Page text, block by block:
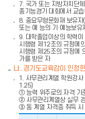
7. 국가 또는 지방자치단
종기능경기 대회에서 교
8. 중요무형문화재 보유자
또는 예 능의 기·예능보
9. 대학졸업이상의 학력
시행령 제12조의 규정에
시행령 제25조의 규정에
가를 받은 자
나. 경기도교육감이 인정
1. 사무관리계열 학원강
1.25)
① 능력 위주로의 자격 기
② 사무관리계열상 실무
③ 동 계열 자격증 취득 시